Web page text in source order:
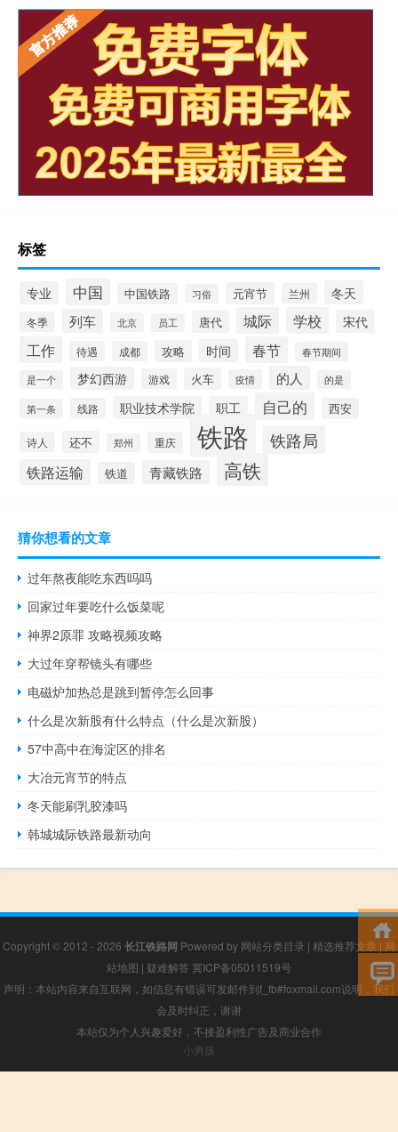
标签
专业 中国 中国铁路 习俗 元宵节 兰州 冬天
冬季 列车 北京 员工 唐代 城际 学校 宋代
工作 待遇 成都 攻略 时间 春节 春节期间
是一个 梦幻西游 游戏 火车 疫情 的人 的是
第一条 线路 职业技术学院 职工 自己的 西安
诗人 还不 郑州 重庆 铁路 铁路局
铁路运输 铁道 青藏铁路 高铁
猜你想看的文章
过年熬夜能吃东西吗吗
回家过年要吃什么饭菜呢
神界2原罪 攻略视频攻略
大过年穿帮镜头有哪些
电磁炉加热总是跳到暂停怎么回事
什么是次新股有什么特点（什么是次新股）
57中高中在海淀区的排名
大冶元宵节的特点
冬天能刷乳胶漆吗
韩城城际铁路最新动向
Copyright © 2012 - 2026 长江铁路网 Powered by 网站分类目录 | 精选推荐文章 | 网
站地图 | 疑难解答 冀ICP备05011519号
声明：本站内容来自互联网，如信息有错误可发邮件到f_fb#foxmail.com说明，我们
会及时纠正，谢谢
本站仅为个人兴趣爱好，不接盈利性广告及商业合作
小男孩